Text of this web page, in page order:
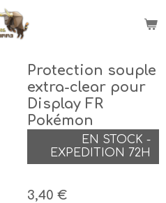
Protection souple
extra-clear pour
Display FR
Pokémon
EN STOCK -
EXPEDITION 72H
3,40 €